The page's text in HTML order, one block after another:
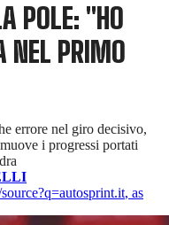
POLE: "HO
NEL PRIMO
errore nel giro decisivo,
i progressi portati
, as